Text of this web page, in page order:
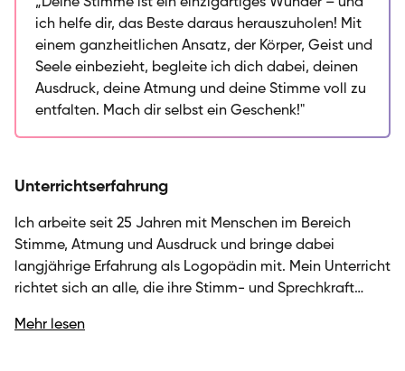
ganzheitlich ausgerichtet: Ich arbeite mit Körper,
Geist und Seele als Freund und helfe dir dabei, das
Beste aus deinem Ausdruck herauszuholen. Dabei
legen wir gemeinsam Wert auf Technik, Atmung und
die Verbindung zum Nervensystem, um deine
Staunen über deine eigenen Potenziale erleben
möchtest – ich gestalte den Unterricht so, dass du
motiviert bleibst und stetig wächst. Lass uns
gemeinsam entdecken, was in deiner Stimme steckt!
ich helfe dir, das Beste daraus herauszuholen! Mit
einem ganzheitlichen Ansatz, der Körper, Geist und
Seele einbezieht, begleite ich dich dabei, deinen
Ausdruck, deine Atmung und deine Stimme voll zu
entfalten. Mach dir selbst ein Geschenk!"
Unterrichtserfahrung
Ich arbeite seit 25 Jahren mit Menschen im Bereich
Stimme, Atmung und Ausdruck und bringe dabei
langjährige Erfahrung als Logopädin mit. Mein Unterricht
richtet sich an alle, die ihre Stimm- und Sprechkraft
beruflichen Alltag, künstlerische Zwecke oder
Mehr lesen